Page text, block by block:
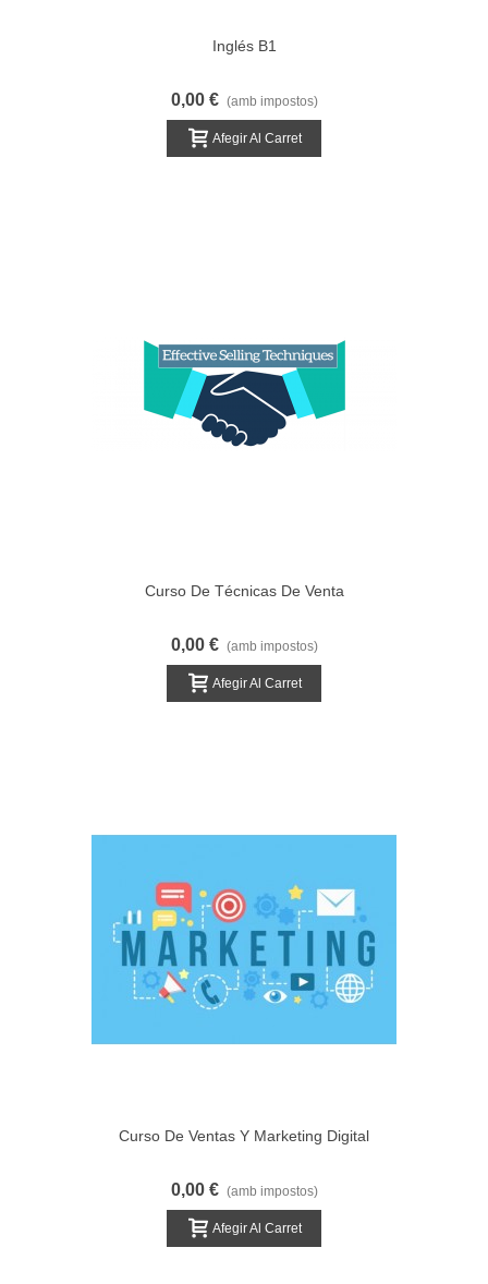
Inglés B1
0,00 € (amb impostos)
Afegir Al Carret
Curso De Técnicas De Venta
0,00 € (amb impostos)
Afegir Al Carret
Curso De Ventas Y Marketing Digital
0,00 € (amb impostos)
Afegir Al Carret